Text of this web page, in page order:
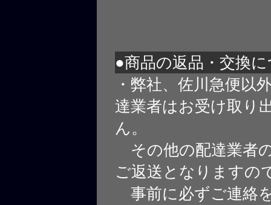
●商品の返品・交換
・弊社、佐川急便以
達業者はお受け取り
ん。
その他の配達業者
ご返送となりますの
事前に必ずご連絡